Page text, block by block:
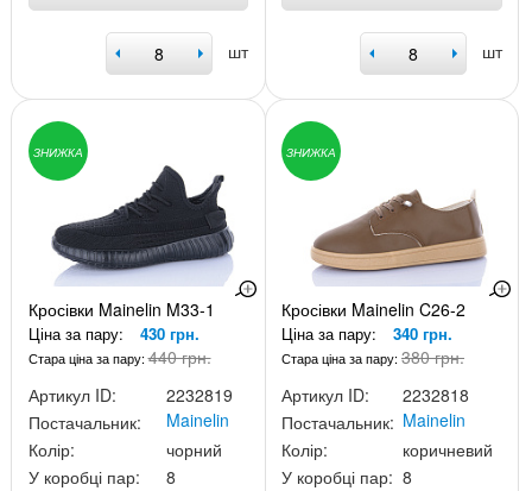
шт шт
ЗНИЖКА
Кросівки Mainelin M33-1
Ціна за пару: 430 грн.
Стара ціна за пару:440 грн.
Артикул ID:
2232819
Постачальник:
Mainelin
Колір:
чорний
У коробці пар:
8
ЗНИЖКА
Кросівки Mainelin C26-2
Ціна за пару: 340 грн.
Стара ціна за пару:380 грн.
Артикул ID:
2232818
Постачальник: Mainelin
Колір:
коричневий
У коробці пар: 8